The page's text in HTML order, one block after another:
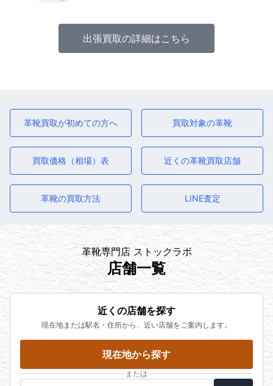
出張買取の詳細はこちら
革靴買取が初めての方へ 買取対象の革靴
買取価格（相場）表 近くの革靴買取店舗
革靴の買取方法 LINE査定
革靴専門店 ストックラボ
店舗一覧
近くの店舗を探す
現在地または駅名・住所から、近い店舗をご案内します。
現在地から探す
または